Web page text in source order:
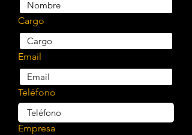
Cargo
Email
Teléfono
Empresa